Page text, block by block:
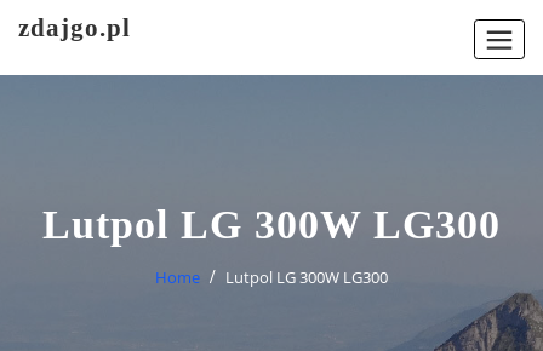
zdajgo.pl
Lutpol LG 300W LG300
Home Lutpol LG 300W LG300